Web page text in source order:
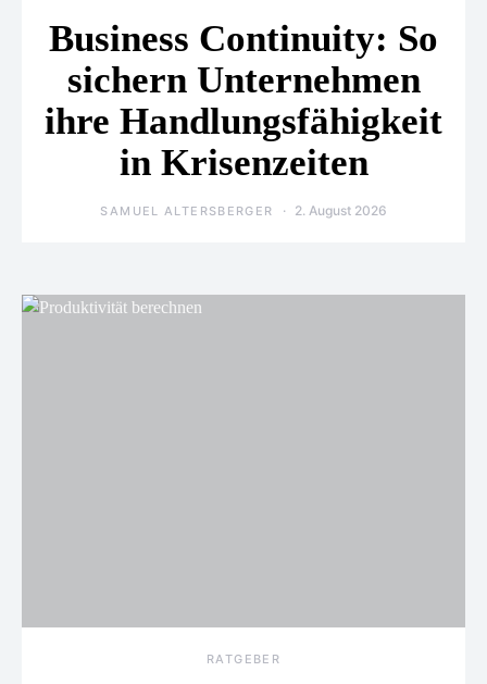
Business Continuity: So
sichern Unternehmen
ihre Handlungsfähigkeit
in Krisenzeiten
SAMUEL ALTERSBERGER 2. August 2026
RATGEBER